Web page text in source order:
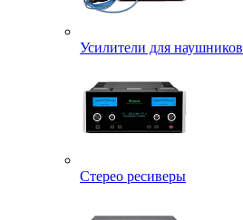
Усилители для наушников
Стерео ресиверы